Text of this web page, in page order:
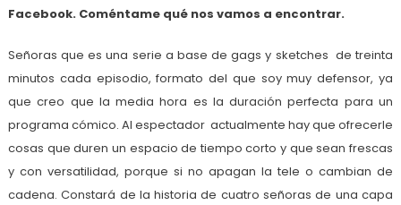
Facebook. Coméntame qué nos vamos a encontrar.
Señoras que es una serie a base de gags y sketches de treinta
minutos cada episodio, formato del que soy muy defensor, ya
que creo que la media hora es la duración perfecta para un
programa cómico. Al espectador actualmente hay que ofrecerle
cosas que duren un espacio de tiempo corto y que sean frescas
y con versatilidad, porque si no apagan la tele o cambian de
cadena. Constará de la historia de cuatro señoras de una capa